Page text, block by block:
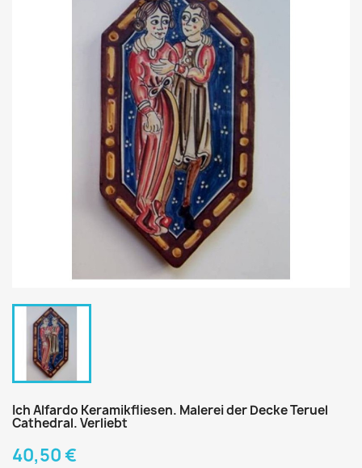
Ich Alfardo Keramikfliesen. Malerei der Decke Teruel
Cathedral. Verliebt
40,50 €